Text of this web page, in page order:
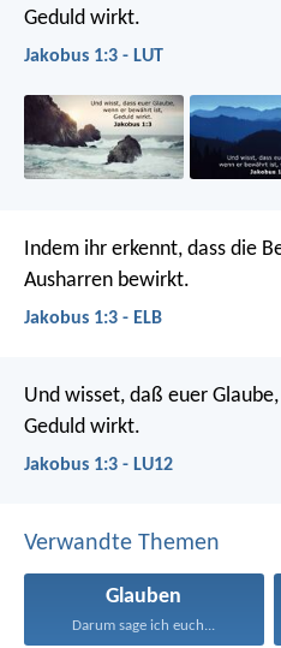
Geduld wirkt.
Jakobus 1:3 - LUT
Indem ihr erkennt, dass die
Ausharren bewirkt.
Jakobus 1:3 - ELB
Und wisset, daß euer
Geduld wirkt.
Jakobus 1:3 - LU12
Verwandte Themen
Glauben
Darum sage ich euch...